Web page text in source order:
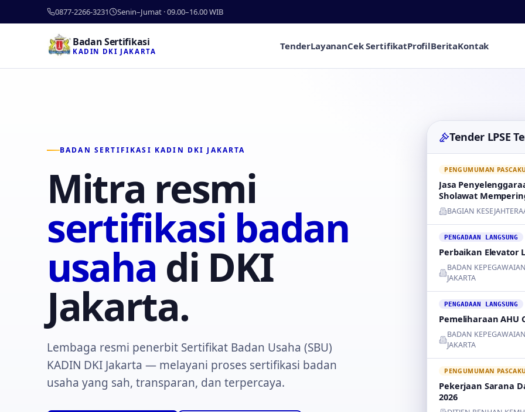
0877-2266-3231 Senin–Jumat · 09.00–16.00 WIB
Badan Sertifikasi
KADIN DKI JAKARTA TenderLayananCek SertifikatProfilBeritaKontak
BADAN SERTIFIKASI KADIN DKI JAKARTA
Mitra resmi
sertifikasi badan
usaha di DKI
Jakarta.
Lembaga resmi penerbit Sertifikat Badan Usaha (SBU)
KADIN DKI Jakarta — melayani proses sertifikasi badan
usaha yang sah, transparan, dan terpercaya.
Tender LPSE
PENGUMUMAN
Jasa
Sholawat
BAGIAN
PENGADAAN LANGSUNG
Perbaikan Elevator
BADAN
JAKARTA
PENGADAAN LANGSUNG
Pemeliharaan AHU
BADAN
JAKARTA
PENGUMUMAN
Pekerjaan Sarana
2026